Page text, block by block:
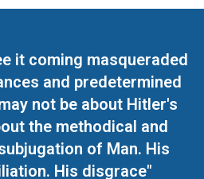
it coming masqueraded
and predetermined
not be about Hitler's
the methodical and
of Man. His
His disgrace"